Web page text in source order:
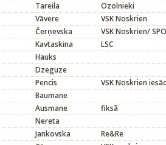
Tareila
Ozolnieki
Vāvere
VSK Noskrien
Čerņevska
VSK Noskrien/
Kavtaskina
LSC
Hauks
Dzeguze
Pencis
VSK Noskrien
Baumane
Ausmane
fiksā
Nereta
Jankovska
Re&Re